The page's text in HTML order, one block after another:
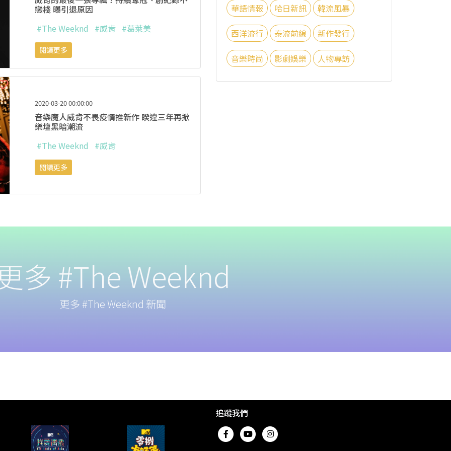
華語情報 哈日新訊 韓流風暴
西洋流行 泰流前線 新作發行
音樂時尚 影劇娛樂 人物專訪
戀棧 曝引退原因
#The Weeknd
#威肯 #葛萊美
閱讀更多
2020-03-20 00:00:00
音樂魔人威肯不畏疫情推新作 睽違三年再掀
樂壇黑暗潮流
#The Weeknd
#威肯
閱讀更多
多 #The Weeknd
更多 #The Weeknd 新聞
追蹤我們